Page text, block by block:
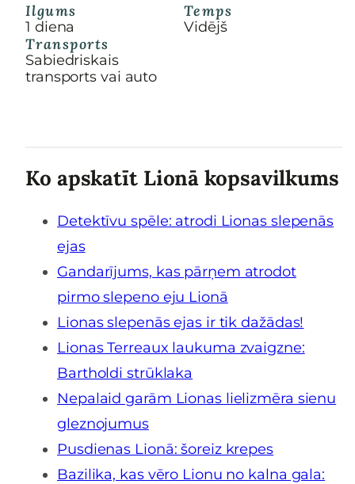
Ilgums
1 diena
Temps
Vidējš
Transports
Sabiedriskais
transports vai auto
Ko apskatīt Lionā kopsavilkums
Detektīvu spēle: atrodi Lionas slepenās
ejas
Gandarījums, kas pārņem atrodot
pirmo slepeno eju Lionā
Lionas slepenās ejas ir tik dažādas!
Lionas Terreaux laukuma zvaigzne:
Bartholdi strūklaka
Nepalaid garām Lionas lielizmēra sienu
gleznojumus
Pusdienas Lionā: šoreiz krepes
Bazilika, kas vēro Lionu no kalna gala: